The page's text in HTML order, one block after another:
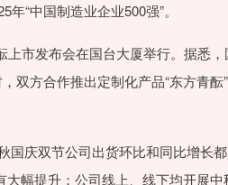
“中国制造业企业500强”。
市发布会在国台大厦举行。据悉
双方合作推出定制化产品“东方青酝
庆双节公司出货环比和同比增长都
幅提升；公司线上、线下均开展中